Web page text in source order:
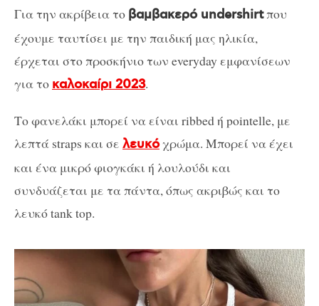
Για την ακρίβεια το βαμβακερό undershirtπου
έχουμε ταυτίσει με την παιδική μας ηλικία,
έρχεται στο προσκήνιο των everyday εμφανίσεων
για το καλοκαίρι 2023.
Το φανελάκι μπορεί να είναι ribbed ή pointelle, με
λεπτά straps και σε λευκόχρώμα. Μπορεί να έχει
και ένα μικρό φιογκάκι ή λουλούδι και
συνδυάζεται με τα πάντα, όπως ακριβώς και το
λευκό tank top.